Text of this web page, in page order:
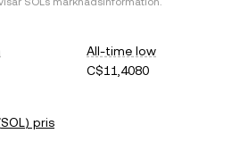
All-time low
C$11,4080
SOL) pris